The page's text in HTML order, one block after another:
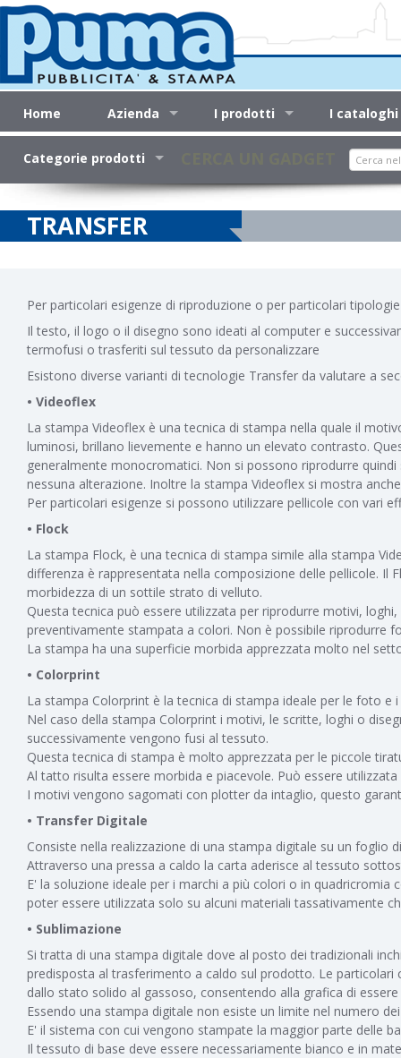
Home Azienda I prodotti I cataloghi
Categorie prodotti Search
TRANSFER
Per particolari esigenze di riproduzione o per particolari
Il testo, il logo o il disegno sono ideati al computer e
termofusi o trasferiti sul tessuto da personalizzare
Esistono diverse varianti di tecnologie Transfer da valutare a
• Videoflex
La stampa Videoflex è una tecnica di stampa nella quale il
luminosi, brillano lievemente e hanno un elevato contrasto.
generalmente monocromatici. Non si possono riprodurre
nessuna alterazione. Inoltre la stampa Videoflex si mostra
Per particolari esigenze si possono utilizzare pellicole con vari
• Flock
La stampa Flock, è una tecnica di stampa simile alla stampa
differenza è rappresentata nella composizione delle pellicole.
morbidezza di un sottile strato di velluto.
Questa tecnica può essere utilizzata per riprodurre motivi,
preventivamente stampata a colori. Non è possibile riprodurre
La stampa ha una superficie morbida apprezzata molto nel
• Colorprint
La stampa Colorprint è la tecnica di stampa ideale per le foto
Nel caso della stampa Colorprint i motivi, le scritte, loghi o
successivamente vengono fusi al tessuto.
Questa tecnica di stampa è molto apprezzata per le piccole
Al tatto risulta essere morbida e piacevole. Può essere
I motivi vengono sagomati con plotter da intaglio, questo
• Transfer Digitale
Consiste nella realizzazione di una stampa digitale su un
Attraverso una pressa a caldo la carta aderisce al tessuto
E' la soluzione ideale per i marchi a più colori o in
poter essere utilizzata solo su alcuni materiali tassativamente
• Sublimazione
Si tratta di una stampa digitale dove al posto dei tradizionali
predisposta al trasferimento a caldo sul prodotto. Le
dallo stato solido al gassoso, consentendo alla grafica di
Essendo una stampa digitale non esiste un limite nel numero
E' il sistema con cui vengono stampate la maggior parte delle
Il tessuto di base deve essere necessariamente bianco e in